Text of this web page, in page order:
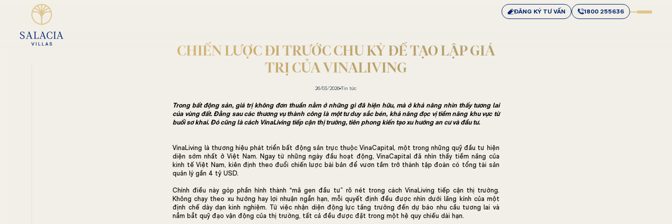
ĐĂNG KÝ TƯ VẤN 1800 255636
CHIẾN LƯỢC ĐI TRƯỚC CHU KỲ ĐỂ TẠO LẬP GIÁ
TRỊ CỦA VINALIVING
26/03/2026 Tin tức
Trong bất động sản, giá trị không đơn thuần nằm ở những gì đã hiện hữu, mà ở khả năng nhìn thấy tương lai
của vùng đất. Đằng sau các thương vụ thành công là một tư duy sắc bén, khả năng đọc vị tiềm năng khu vực từ
buổi sơ khai. Đó cũng là cách VinaLiving tiếp cận thị trường, tiên phong kiến tạo xu hướng an cư và đầu tư.
VinaLiving là thương hiệu phát triển bất động sản trực thuộc VinaCapital, một trong những quỹ đầu tư hiện
diện sớm nhất ở Việt Nam. Ngay từ những ngày đầu hoạt động, VinaCapital đã nhìn thấy tiềm năng của
kinh tế Việt Nam, kiên định theo đuổi chiến lược bài bản để vươn tầm trở thành tập đoàn có tổng tài sản
quản lý gần 4 tỷ USD.
Chính điều này góp phần hình thành “mã gen đầu tư” rõ nét trong cách VinaLiving tiếp cận thị trường.
Không chạy theo xu hướng hay lợi nhuận ngắn hạn, mỗi quyết định đều được nhìn dưới lăng kính của một
định chế dày dạn kinh nghiệm. Từ việc nhận diện động lực tăng trưởng đến dự báo nhu cầu tương lai và
nắm bắt quỹ đạo vận động của thị trường, tất cả đều được đặt trong một hệ quy chiếu dài hạn.